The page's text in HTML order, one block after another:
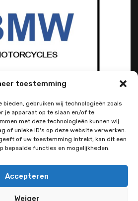
toestemming
bieden, gebruiken wij technologieën zoals
je apparaat op te slaan en/of te
met deze technologieën kunnen wij
of unieke ID's op deze website verwerken.
of uw toestemming intrekt, kan dit een
bepaalde functies en mogelijkheden.
Accepteren
Weiger